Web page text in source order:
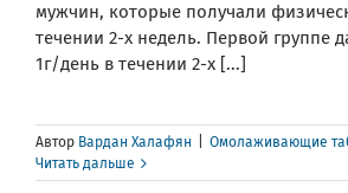
мужчин, которые получали
течении 2-х недель. Первой группе
1г/день в течении 2-х [...]
Автор Вардан Халафян
Омолаживающие
Читать дальше